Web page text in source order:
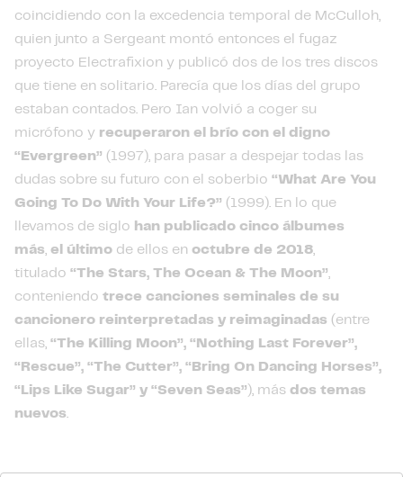
coincidiendo con la excedencia temporal de McCulloh,
quien junto a Sergeant montó entonces el fugaz
proyecto Electrafixion y publicó dos de los tres discos
que tiene en solitario. Parecía que los días del grupo
estaban contados. Pero Ian volvió a coger su
micrófono y recuperaron el brío con el digno
“Evergreen” (1997), para pasar a despejar todas las
dudas sobre su futuro con el soberbio “What Are You
Going To Do With Your Life?” (1999). En lo que
llevamos de siglo han publicado cinco álbumes
más, el último de ellos en octubre de 2018,
titulado “The Stars, The Ocean & The Moon”,
conteniendo trece canciones seminales de su
cancionero reinterpretadas y reimaginadas (entre
ellas, “The Killing Moon”, “Nothing Last Forever”,
“Rescue”, “The Cutter”, “Bring On Dancing Horses”,
“Lips Like Sugar” y “Seven Seas” ), más dos temas
nuevos.